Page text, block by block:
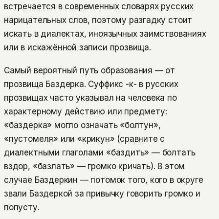
встречается в современных словарях русских
нарицательных слов, поэтому разгадку стоит
искать в диалектах, иноязычных заимствованиях
или в искажённой записи прозвища.
Самый вероятный путь образования — от
прозвища Баздерка. Суффикс -к- в русских
прозвищах часто указывал на человека по
характерному действию или предмету:
«баздерка» могло означать «болтун»,
«пустомеля» или «крикун» (сравните с
диалектными глаголами «баздить» — болтать
вздор, «базлать» — громко кричать). В этом
случае Баздеркин — потомок того, кого в округе
звали Баздеркой за привычку говорить громко и
попусту.